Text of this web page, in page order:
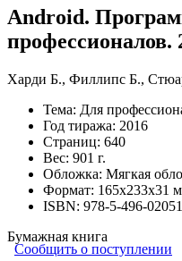
Android.
профессионалов.
Харди Б., Филлипс Б.,
Тема: Для
Год тиража: 2016
Страниц: 640
Вес: 901 г.
Обложка: Мягкая
Формат: 165х233х31
ISBN: 978-5-496-
Бумажная книга
Сообщить о поступлении